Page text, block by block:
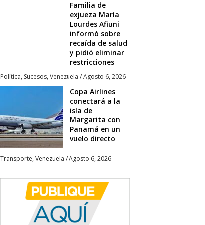
Familia de
exjueza María
Lourdes Afiuni
informó sobre
recaída de salud
y pidió eliminar
restricciones
Política, Sucesos, Venezuela /Agosto 6, 2026
Copa Airlines
conectará a la
isla de
Margarita con
Panamá en un
vuelo directo
Transporte, Venezuela /Agosto 6, 2026